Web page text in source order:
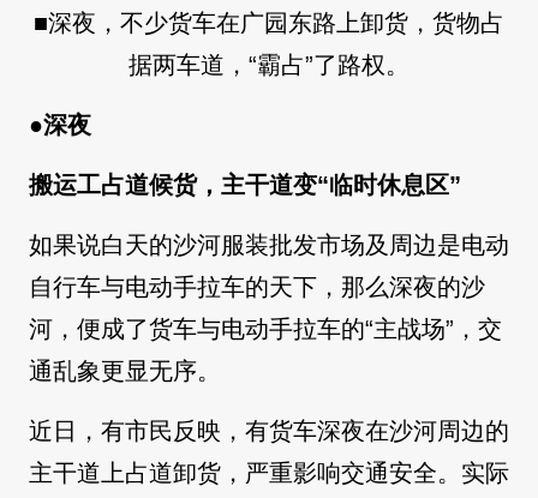
■深夜，不少货车在广园东路上卸货，货物占
据两车道，“霸占”了路权。
●深夜
搬运工占道候货，主干道变“临时休息区”
如果说白天的沙河服装批发市场及周边是电动
自行车与电动手拉车的天下，那么深夜的沙
河，便成了货车与电动手拉车的“主战场”，交
通乱象更显无序。
近日，有市民反映，有货车深夜在沙河周边的
主干道上占道卸货，严重影响交通安全。实际